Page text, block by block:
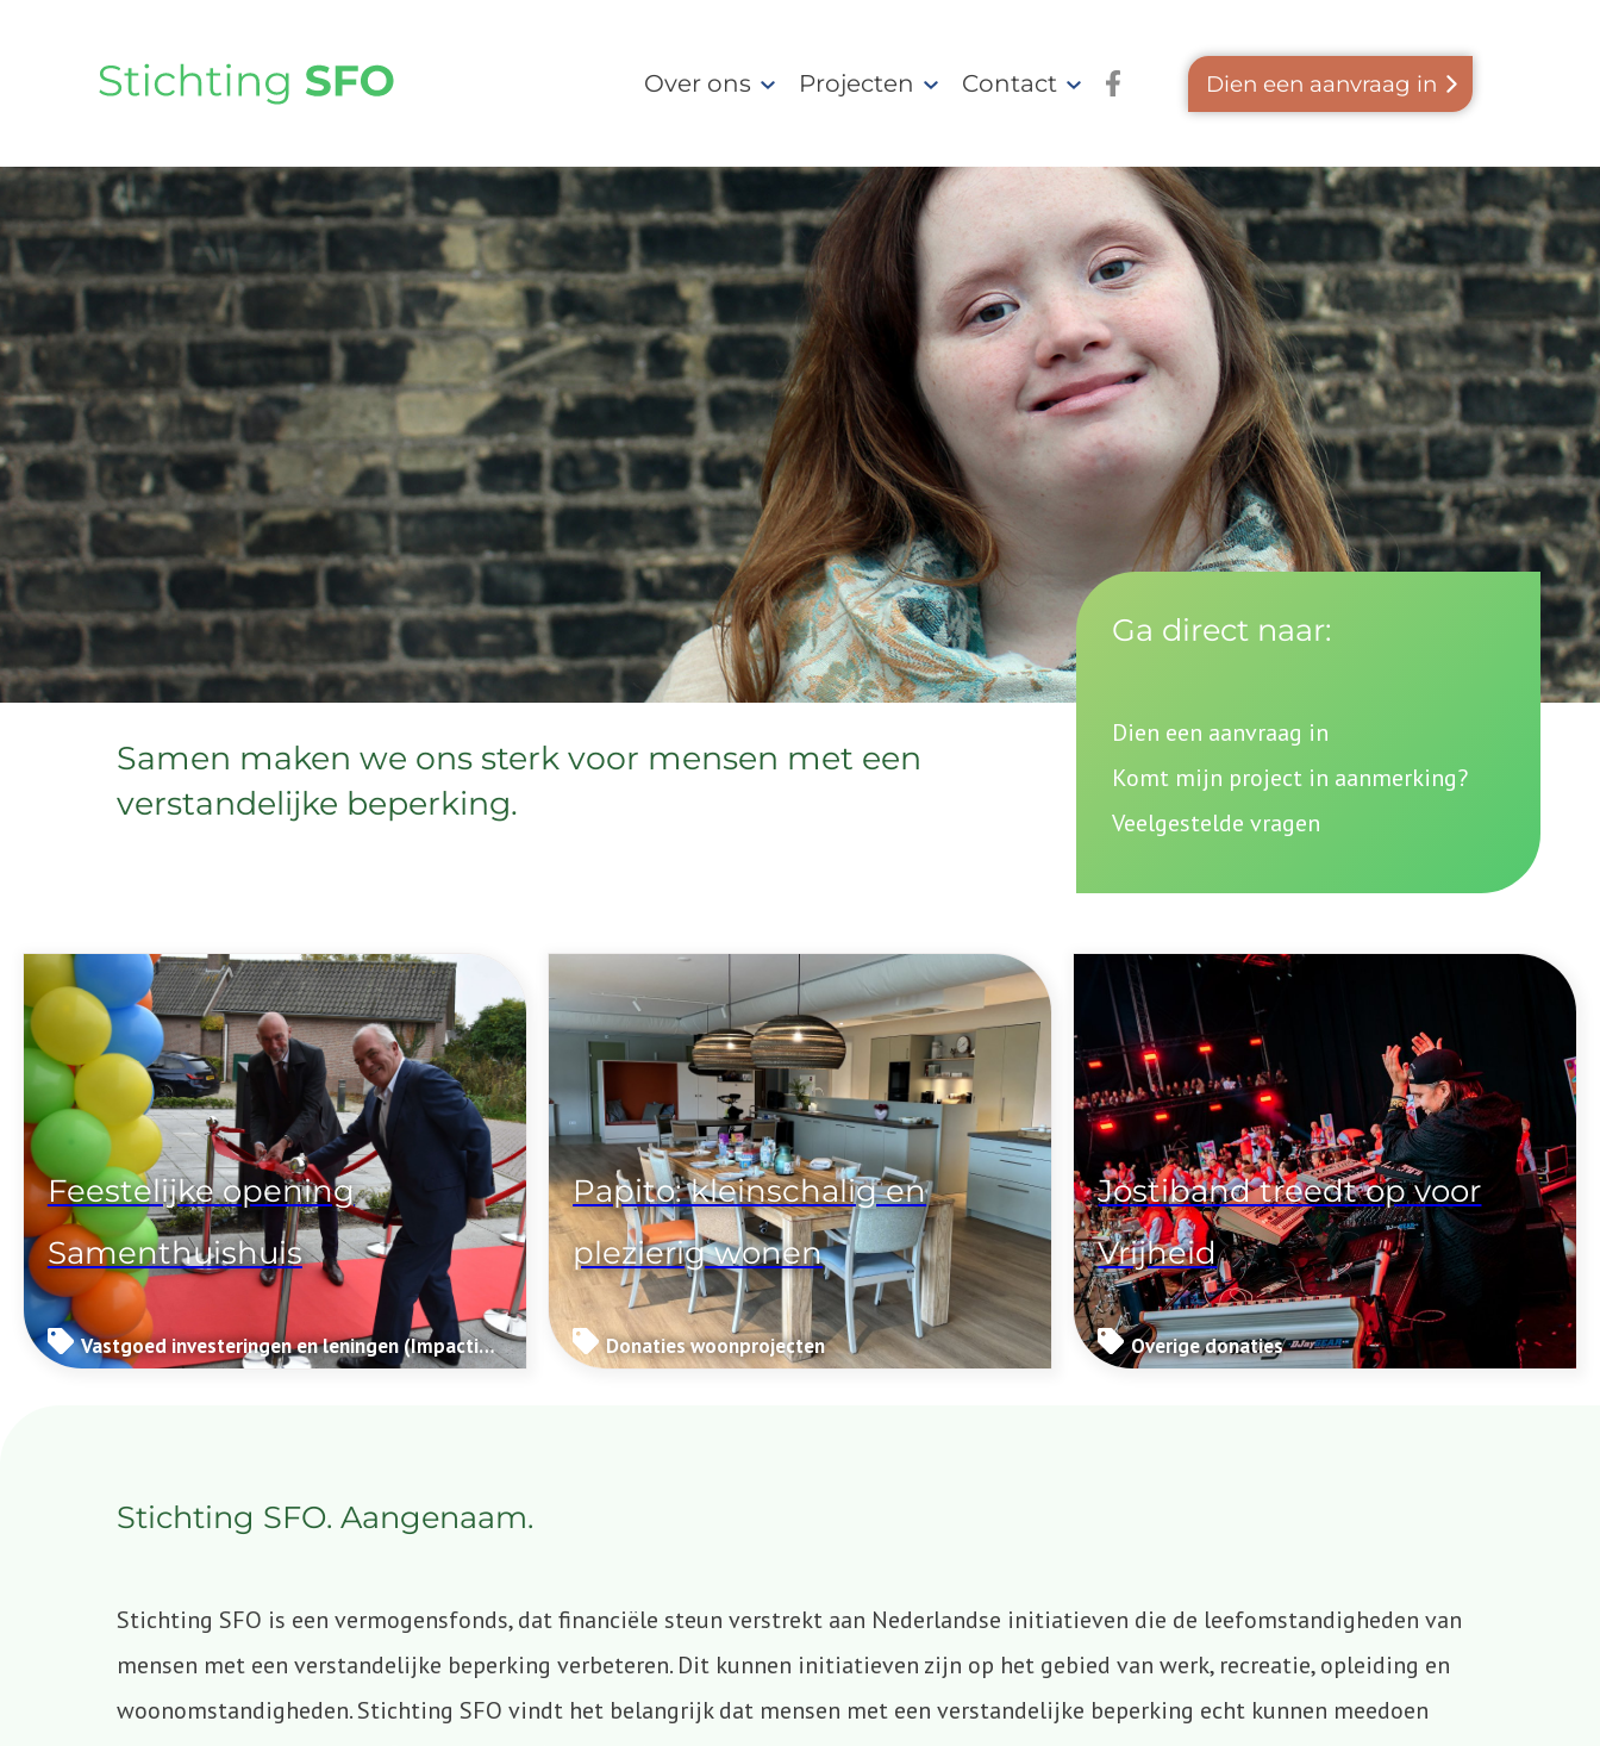
Over ons Projecten Contact FacebookDien een aanvraag in
Samen maken we ons sterk voor mensen met een
verstandelijke beperking.
Ga direct naar:
Dien een aanvraag in
Komt mijn project in aanmerking?
Veelgestelde vragen
Feestelijke opening
Samenthuishuis
Vastgoed investeringen en leningen (Impactinvesteringen)
Papito: kleinschalig en
plezierig wonen
Donaties woonprojecten
Jostiband treedt op voor
Vrijheid
Overige donaties
Stichting SFO. Aangenaam.
Stichting SFO is een vermogensfonds, dat financiële steun verstrekt aan Nederlandse initiatieven die de leefomstandigheden van
mensen met een verstandelijke beperking verbeteren. Dit kunnen initiatieven zijn op het gebied van werk, recreatie, opleiding en
woonomstandigheden. Stichting SFO vindt het belangrijk dat mensen met een verstandelijke beperking echt kunnen meedoen